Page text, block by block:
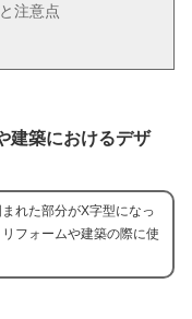
注意点
建築におけるデザ
れた部分がX字型になっ
フォームや建築の際に使